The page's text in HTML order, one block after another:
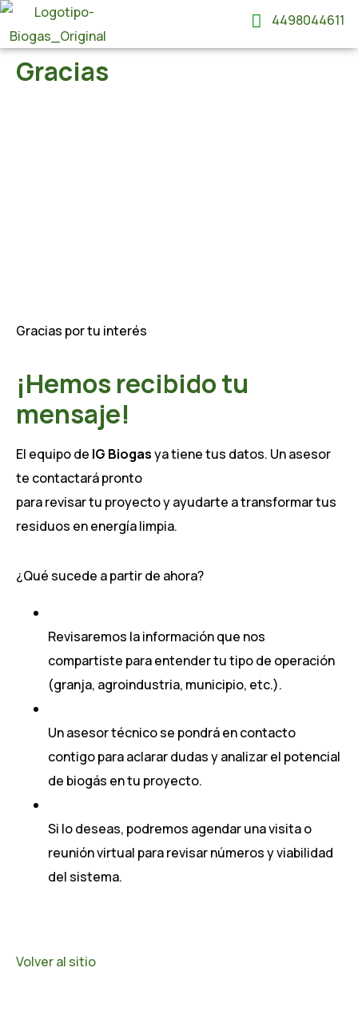
4498044611
Gracias
Gracias por tu interés
¡Hemos recibido tu
mensaje!
El equipo de IG Biogasya tiene tus datos. Un asesor
te contactará pronto
para revisar tu proyecto y ayudarte a transformar tus
residuos en energía limpia.
¿Qué sucede a partir de ahora?
Revisaremos la información que nos
compartiste para entender tu tipo de operación
(granja, agroindustria, municipio, etc.).
Un asesor técnico se pondrá en contacto
contigo para aclarar dudas y analizar el potencial
de biogás en tu proyecto.
Si lo deseas, podremos agendar una visita o
reunión virtual para revisar números y viabilidad
del sistema.
Volver al sitio